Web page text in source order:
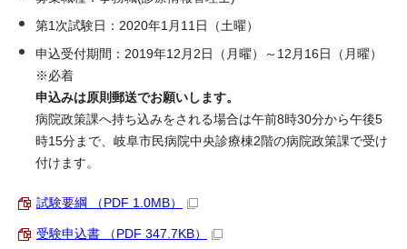
第1次試験日：2020年1月11日（土曜）
申込受付期間：2019年12月2日（月曜）～12月16日（月曜）
※必着
申込みは原則郵送でお願いします。
病院政策課へ持ち込みをされる場合は午前8時30分から午後5
時15分まで、岐阜市民病院中央診療棟2階の病院政策課で受け
付けます。
試験要綱 （PDF 1.0MB）
受験申込書 （PDF 347.7KB）